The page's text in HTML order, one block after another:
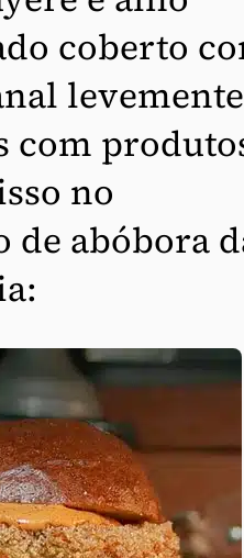
coberto
levemente
com
no
de abóbora